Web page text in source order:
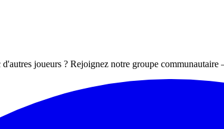
joueurs ? Rejoignez notre groupe